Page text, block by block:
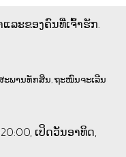
ລະຂອງຄົນທີ່ເຈົ້າຮັກ.
ສະພານທັກສິນ, ຖະໜົນຈະເລີນ
ເປິດວັນອາທິດ,